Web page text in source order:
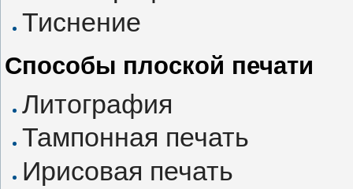
Тиснение
Способы плоской печати
Литография
Тампонная печать
Ирисовая печать